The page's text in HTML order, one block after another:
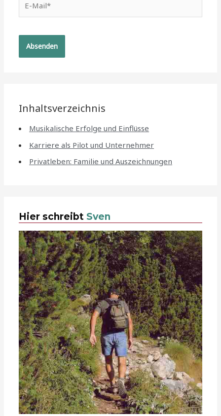
Mail*
Inhaltsverzeichnis
Musikalische Erfolge und Einflüsse
Karriere als Pilot und Unternehmer
Privatleben: Familie und Auszeichnungen
Hier schreibt Sven